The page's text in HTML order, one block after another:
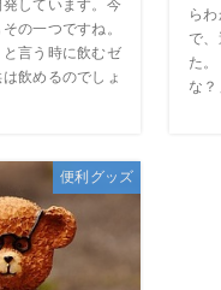
しています。今
の一つですね。
言う時に飲むゼ
飲めるのでしょ
ら
で、
た
な？
便利グッズ